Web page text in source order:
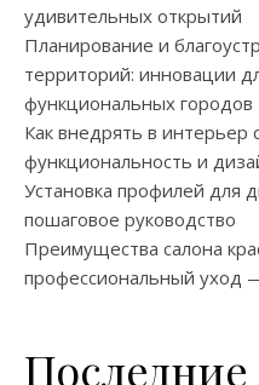
удивительных открытий
Планирование и
территорий: инновации
функциональных городов
Как внедрять в интерьер
функциональность и
Установка профилей для
пошаговое руководство
Преимущества салона
профессиональный уход
Последние